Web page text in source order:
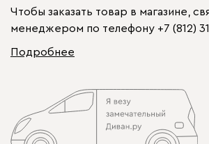
Чтобы заказать товар в магазине,
менеджером по телефону +7 (812)
Подробнее